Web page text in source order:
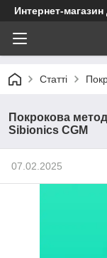
Интернет-
Статті
Покрокова
Sibionics CGM
07.02.2025